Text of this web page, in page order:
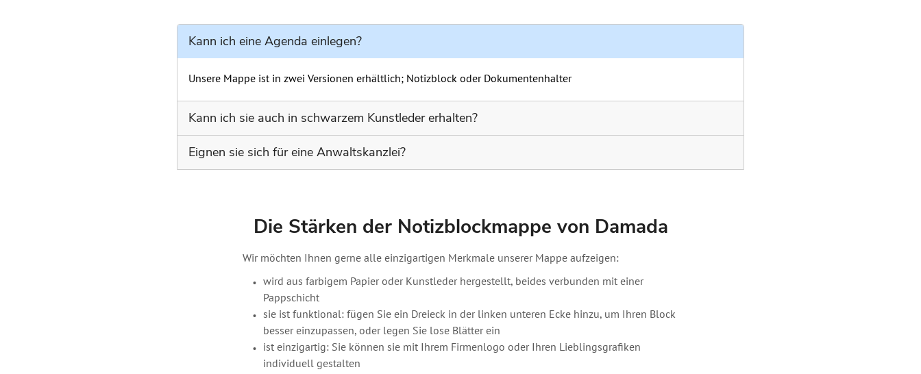
Kann ich eine Agenda einlegen?
Unsere Mappe ist in zwei Versionen erhältlich; Notizblock oder Dokumentenhalter
Kann ich sie auch in schwarzem Kunstleder erhalten?
Eignen sie sich für eine Anwaltskanzlei?
Die Stärken der Notizblockmappe von Damada
Wir möchten Ihnen gerne alle einzigartigen Merkmale unserer Mappe aufzeigen:
wird aus farbigem Papier oder Kunstleder hergestellt, beides verbunden mit einer
Pappschicht
sie ist funktional: fügen Sie ein Dreieck in der linken unteren Ecke hinzu, um Ihren Block
besser einzupassen, oder legen Sie lose Blätter ein
ist einzigartig: Sie können sie mit Ihrem Firmenlogo oder Ihren Lieblingsgrafiken
individuell gestalten